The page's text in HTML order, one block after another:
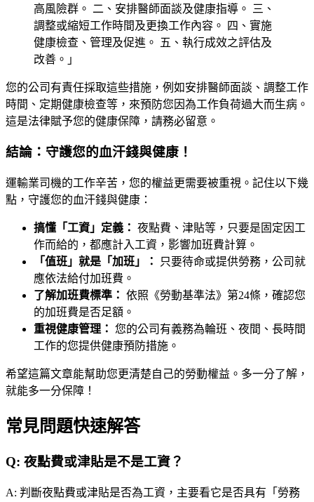
高風險群。 二、安排醫師面談及健康指導。 三、
調整或縮短工作時間及更換工作內容。 四、實施
健康檢查、管理及促進。 五、執行成效之評估及
改善。」
您的公司有責任採取這些措施，例如安排醫師面談、調整工作
時間、定期健康檢查等，來預防您因為工作負荷過大而生病。
這是法律賦予您的健康保障，請務必留意。
結論：守護您的血汗錢與健康！
運輸業司機的工作辛苦，您的權益更需要被重視。記住以下幾
點，守護您的血汗錢與健康：
搞懂「工資」定義： 夜點費、津貼等，只要是固定因工
作而給的，都應計入工資，影響加班費計算。
「值班」就是「加班」：
只要待命或提供勞務，公司就
應依法給付加班費。
了解加班費標準： 依照《勞動基準法》第24條，確認您
的加班費是否足額。
重視健康管理： 您的公司有義務為輪班、夜間、長時間
工作的您提供健康預防措施。
希望這篇文章能幫助您更清楚自己的勞動權益。多一分了解，
就能多一分保障！
常見問題快速解答
Q: 夜點費或津貼是不是工資？
A: 判斷夜點費或津貼是否為工資，主要看它是否具有「勞務